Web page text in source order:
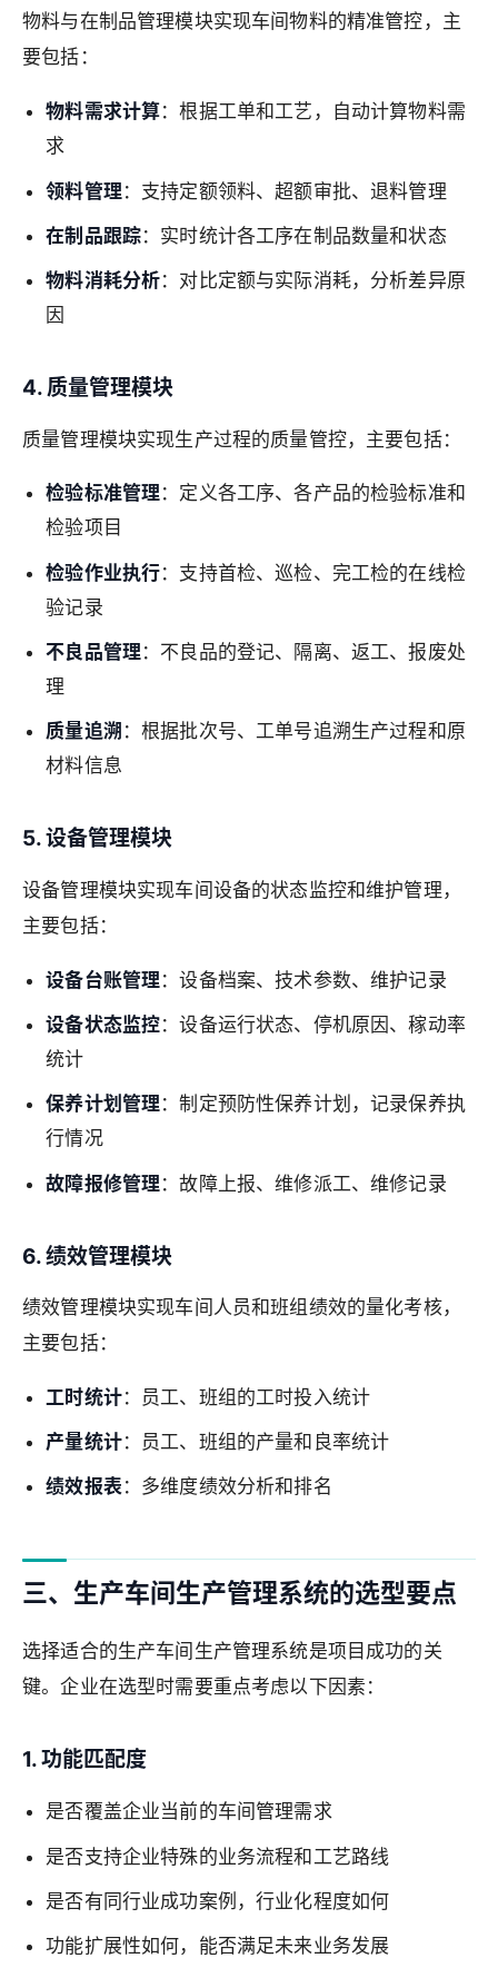
物料与在制品管理模块实现车间物料的精准管控，主
要包括：
物料需求计算：根据工单和工艺，自动计算物料需
求
领料管理 ：支持定额领料、超额审批、退料管理
在制品跟踪：实时统计各工序在制品数量和状态
物料消耗分析：对比定额与实际消耗，分析差异原
因
4. 质量管理模块
质量管理模块实现生产过程的质量管控，主要包括：
检验标准管理：定义各工序、各产品的检验标准和
检验项目
检验作业执行：支持首检、巡检、完工检的在线检
验记录
不良品管理：不良品的登记、隔离、返工、报废处
理
质量追溯 ：根据批次号、工单号追溯生产过程和原
材料信息
5. 设备管理模块
设备管理模块实现车间设备的状态监控和维护管理，
主要包括：
设备台账管理 ：设备档案、技术参数、维护记录
设备状态监控：设备运行状态、停机原因、稼动率
统计
保养计划管理：制定预防性保养计划，记录保养执
行情况
故障报修管理 ：故障上报、维修派工、维修记录
6. 绩效管理模块
绩效管理模块实现车间人员和班组绩效的量化考核，
主要包括：
工时统计：员工、班组的工时投入统计
产量统计：员工、班组的产量和良率统计
绩效报表：多维度绩效分析和排名
三、生产车间生产管理系统的选型要点
选择适合的生产车间生产管理系统是项目成功的关
键。企业在选型时需要重点考虑以下因素：
1. 功能匹配度
是否覆盖企业当前的车间管理需求
是否支持企业特殊的业务流程和工艺路线
是否有同行业成功案例，行业化程度如何
功能扩展性如何，能否满足未来业务发展